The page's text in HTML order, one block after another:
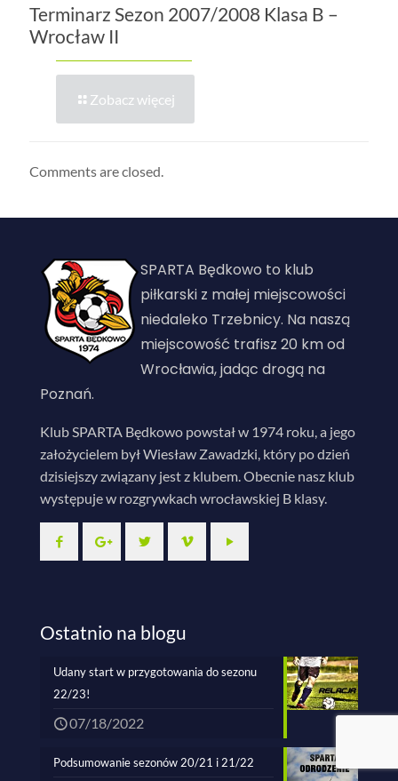
Terminarz Sezon 2007/2008 Klasa B –
Wrocław II
Zobacz więcej
Comments are closed.
SPARTA Będkowo to klub
piłkarski z małej miejscowości
niedaleko Trzebnicy. Na naszą
miejscowość trafisz 20 km od
Wrocławia, jadąc drogą na
Poznań.
Klub SPARTA Będkowo powstał w 1974 roku, a jego
założycielem był Wiesław Zawadzki, który po dzień
dzisiejszy związany jest z klubem. Obecnie nasz klub
występuje w rozgrywkach wrocławskiej B klasy.
Ostatnio na blogu
Udany start w przygotowania do sezonu
22/23!
07/18/2022
Podsumowanie sezonów 20/21 i 21/22